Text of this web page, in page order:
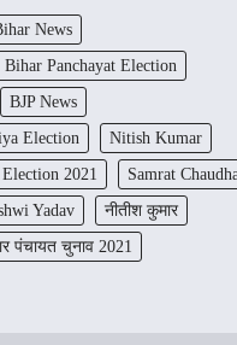
News
Bihar Panchayat Election
BJP News
Election
Nitish Kumar
2021
Samrat
Yadav
नीतीश कुमार
पंचायत चुनाव 2021